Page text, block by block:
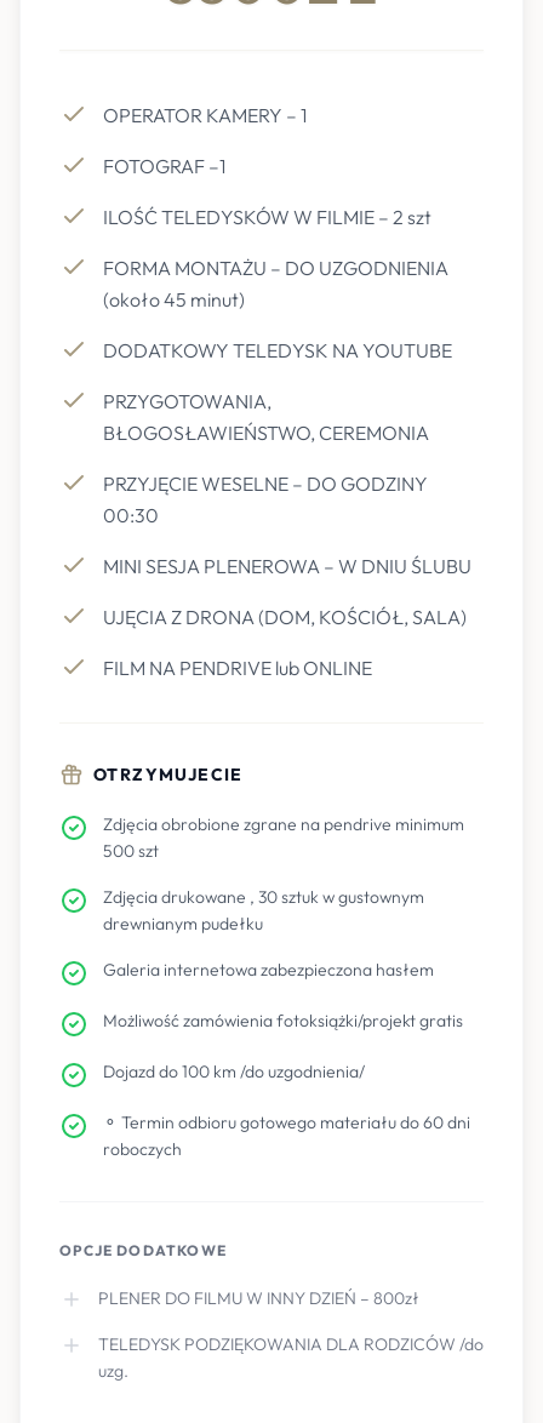
OPERATOR KAMERY – 1
FOTOGRAF –1
ILOŚĆ TELEDYSKÓW W FILMIE – 2 szt
FORMA MONTAŻU – DO UZGODNIENIA
(około 45 minut)
DODATKOWY TELEDYSK NA YOUTUBE
PRZYGOTOWANIA,
BŁOGOSŁAWIEŃSTWO, CEREMONIA
PRZYJĘCIE WESELNE – DO GODZINY
00:30
MINI SESJA PLENEROWA – W DNIU ŚLUBU
UJĘCIA Z DRONA (DOM, KOŚCIÓŁ, SALA)
FILM NA PENDRIVE lub ONLINE
OTRZYMUJECIE
Zdjęcia obrobione zgrane na pendrive minimum
500 szt
Zdjęcia drukowane , 30 sztuk w gustownym
drewnianym pudełku
Galeria internetowa zabezpieczona hasłem
Możliwość zamówienia fotoksiążki/projekt gratis
Dojazd do 100 km /do uzgodnienia/
⚬ Termin odbioru gotowego materiału do 60 dni
roboczych
OPCJE DODATKOWE
PLENER DO FILMU W INNY DZIEŃ – 800zł
TELEDYSK PODZIĘKOWANIA DLA RODZICÓW /do
uzg.